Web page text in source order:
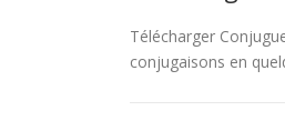
Télécharger
conjugaisons en